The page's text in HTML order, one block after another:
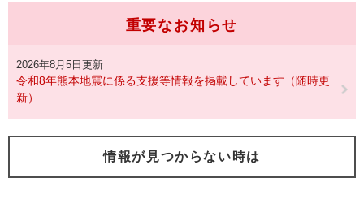
重要なお知らせ
2026年8月5日更新
令和8年熊本地震に係る支援等情報を掲載しています（随時更
新）
情報が見つからない時は